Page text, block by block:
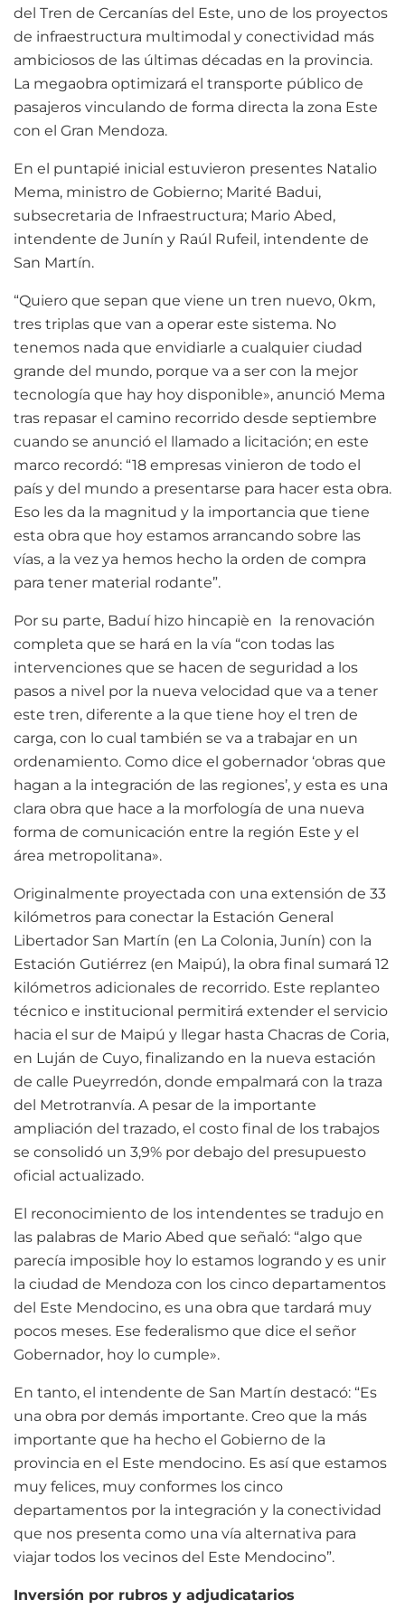
del Tren de Cercanías del Este, uno de los proyectos
de infraestructura multimodal y conectividad más
ambiciosos de las últimas décadas en la provincia.
La megaobra optimizará el transporte público de
pasajeros vinculando de forma directa la zona Este
con el Gran Mendoza.
En el puntapié inicial estuvieron presentes Natalio
Mema, ministro de Gobierno; Marité Badui,
subsecretaria de Infraestructura; Mario Abed,
intendente de Junín y Raúl Rufeil, intendente de
San Martín.
“Quiero que sepan que viene un tren nuevo, 0km,
tres triplas que van a operar este sistema. No
tenemos nada que envidiarle a cualquier ciudad
grande del mundo, porque va a ser con la mejor
tecnología que hay hoy disponible», anunció Mema
tras repasar el camino recorrido desde septiembre
cuando se anunció el llamado a licitación; en este
marco recordó: “18 empresas vinieron de todo el
país y del mundo a presentarse para hacer esta obra.
Eso les da la magnitud y la importancia que tiene
esta obra que hoy estamos arrancando sobre las
vías, a la vez ya hemos hecho la orden de compra
para tener material rodante”.
Por su parte, Baduí hizo hincapiè en la renovación
completa que se hará en la vía “con todas las
intervenciones que se hacen de seguridad a los
pasos a nivel por la nueva velocidad que va a tener
este tren, diferente a la que tiene hoy el tren de
carga, con lo cual también se va a trabajar en un
ordenamiento. Como dice el gobernador ‘obras que
hagan a la integración de las regiones’, y esta es una
clara obra que hace a la morfología de una nueva
forma de comunicación entre la región Este y el
área metropolitana».
Originalmente proyectada con una extensión de 33
kilómetros para conectar la Estación General
Libertador San Martín (en La Colonia, Junín) con la
Estación Gutiérrez (en Maipú), la obra final sumará 12
kilómetros adicionales de recorrido. Este replanteo
técnico e institucional permitirá extender el servicio
hacia el sur de Maipú y llegar hasta Chacras de Coria,
en Luján de Cuyo, finalizando en la nueva estación
de calle Pueyrredón, donde empalmará con la traza
del Metrotranvía. A pesar de la importante
ampliación del trazado, el costo final de los trabajos
se consolidó un 3,9% por debajo del presupuesto
oficial actualizado.
El reconocimiento de los intendentes se tradujo en
las palabras de Mario Abed que señaló: “algo que
parecía imposible hoy lo estamos logrando y es unir
la ciudad de Mendoza con los cinco departamentos
del Este Mendocino, es una obra que tardará muy
pocos meses. Ese federalismo que dice el señor
Gobernador, hoy lo cumple».
En tanto, el intendente de San Martín destacó: “Es
una obra por demás importante. Creo que la más
importante que ha hecho el Gobierno de la
provincia en el Este mendocino. Es así que estamos
muy felices, muy conformes los cinco
departamentos por la integración y la conectividad
que nos presenta como una vía alternativa para
viajar todos los vecinos del Este Mendocino”.
Inversión por rubros y adjudicatarios